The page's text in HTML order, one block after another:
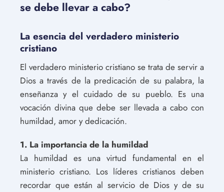
se debe llevar a cabo?
La esencia del verdadero ministerio
cristiano
El verdadero ministerio cristiano se trata de servir a
Dios a través de la predicación de su palabra, la
enseñanza y el cuidado de su pueblo. Es una
vocación divina que debe ser llevada a cabo con
humildad, amor y dedicación.
1. La importancia de la humildad
La humildad es una virtud fundamental en el
ministerio cristiano. Los líderes cristianos deben
recordar que están al servicio de Dios y de su